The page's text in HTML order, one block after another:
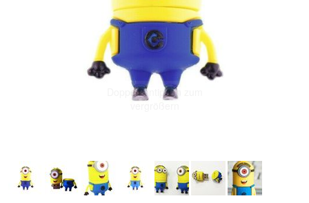
Doppelt antippen zum
vergrößern